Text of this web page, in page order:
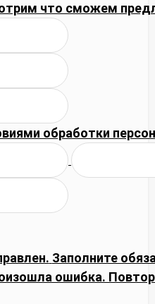
что сможем
обработки
Заполните
ошибка.